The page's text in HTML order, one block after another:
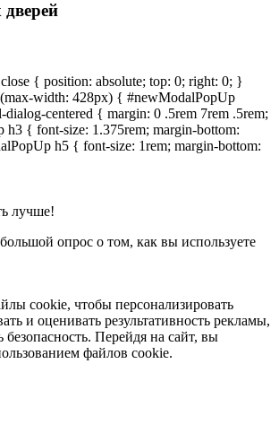
{ position: absolute; top: 0; right: 0; }
(max-width: 428px) { #newModalPopUp
dialog-centered { margin: 0 .5rem 7rem .5rem;
{ font-size: 1.375rem; margin-bottom:
h5 { font-size: 1rem; margin-bottom:
лучше!
опрос о том, как вы используете
cookie, чтобы персонализировать
и оценивать результативность рекламы,
безопасность. Перейдя на сайт, вы
файлов cookie.